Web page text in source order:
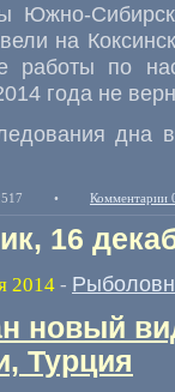
Южно-
на
работы по
года не
дна
• Комментарии
16
2014 -
новый
Турция